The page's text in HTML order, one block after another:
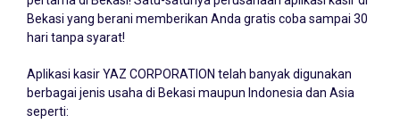
Bekasi yang berani memberikan Anda gratis coba sampai 30
hari tanpa syarat!
Aplikasi kasir YAZ CORPORATION telah banyak digunakan
berbagai jenis usaha di Bekasi maupun Indonesia dan Asia
seperti: